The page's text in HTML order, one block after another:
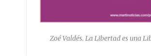
Zoé Valdés. La Libertad es una